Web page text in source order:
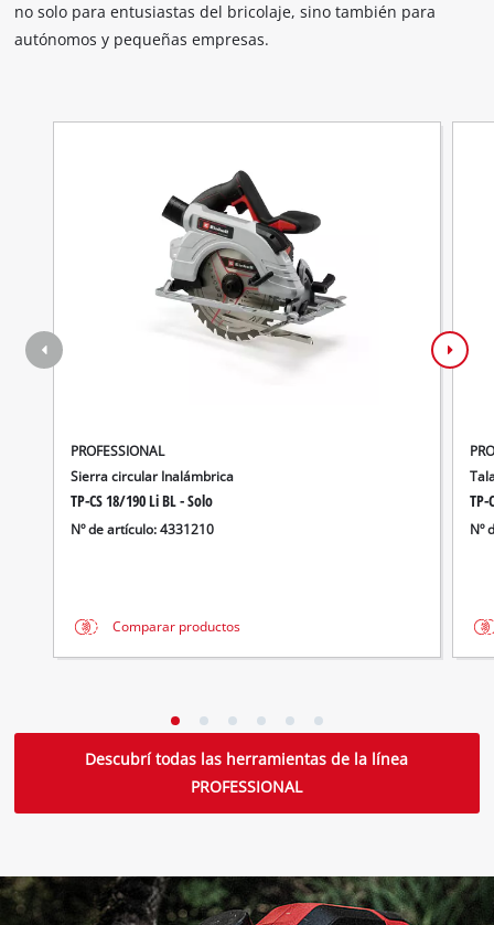
no solo para entusiastas del bricolaje, sino también para
autónomos y pequeñas empresas.
PROFESSIONAL
Sierra circular Inalámbrica
TP-CS 18/190 Li BL - Solo
Nº de artículo: 4331210
Comparar productos
TP-
Nº
Descubrí todas las herramientas de la línea
PROFESSIONAL